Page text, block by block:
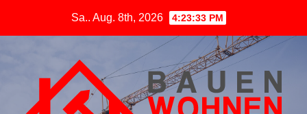
Sa.. Aug. 8th, 2026 4:23:34 PM